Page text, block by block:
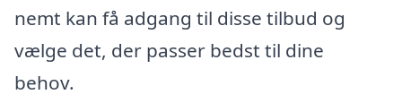
nemt kan få adgang til disse tilbud og
vælge det, der passer bedst til dine
behov.